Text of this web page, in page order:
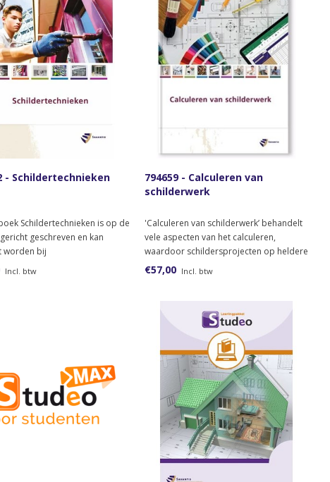
- Schildertechnieken
Schildertechnieken is op de
geschreven en kan
worden bij
en als naslagwerk.
Incl. btw
794659 - Calculeren van
schilderwerk
'Calculeren van schilderwerk’ behandelt
vele aspecten van het calculeren,
waardoor schildersprojecten op heldere
wijze aangestuurd en begeleid kunnen
€57,00 Incl. btw